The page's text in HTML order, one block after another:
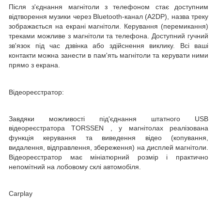
Після з'єднання магнітоли з телефоном стає доступним
відтворення музики через Bluetooth-канал (A2DP), назва треку
зображається на екрані магнітоли. Керування (перемикання)
треками можливе з магнітоли та телефона. Доступний гучний
зв'язок під час дзвінка або здійснення виклику. Всі ваші
контакти можна занести в пам'ять магнітоли та керувати ними
прямо з екрана.
Відеореєстратор:
Завдяки можливості під'єднання штатного USB
відеореєстратораTORSSEN
, у магнітолах реалізована
функція керування та виведення відео (копування,
видалення, відправлення, збереження) на дисплей магнітоли.
Відеореєстратор має мініатюрний розмір і практично
непомітний на лобовому склі автомобіля.
Carplay